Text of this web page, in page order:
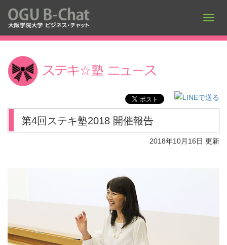
第4回ステキ塾2018 開催報告
2018年10月16日 更新